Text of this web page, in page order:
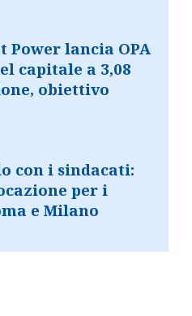
Power lancia OPA
capitale a 3,08
obiettivo
con i sindacati:
per i
e Milano